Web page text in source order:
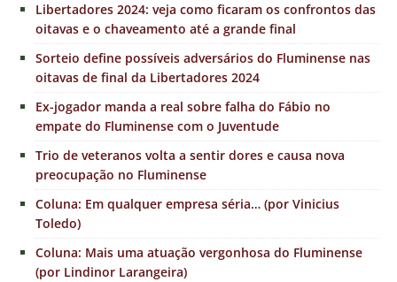
Libertadores 2024: veja como ficaram os confrontos das
oitavas e o chaveamento até a grande final
Sorteio define possíveis adversários do Fluminense nas
oitavas de final da Libertadores 2024
Ex-jogador manda a real sobre falha do Fábio no
empate do Fluminense com o Juventude
Trio de veteranos volta a sentir dores e causa nova
preocupação no Fluminense
Coluna: Em qualquer empresa séria… (por Vinicius
Toledo)
Coluna: Mais uma atuação vergonhosa do Fluminense
(por Lindinor Larangeira)